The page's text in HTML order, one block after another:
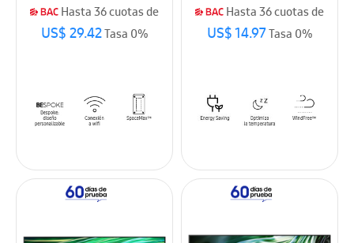
Hasta 36 cuotas de
US$ 29.42Tasa 0%
Hasta 36 cuotas de
US$ 14.97Tasa 0%